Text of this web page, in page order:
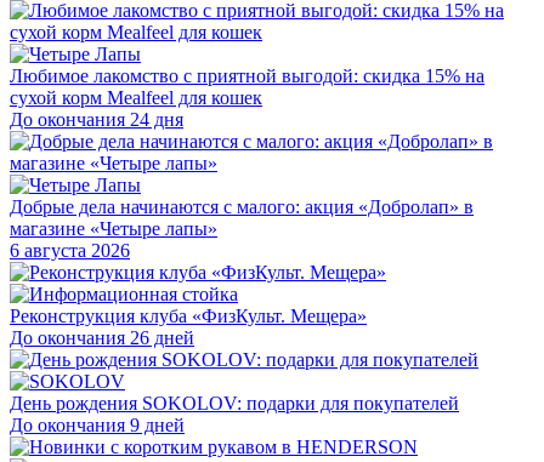
Любимое лакомство с приятной выгодой: скидка 15% на
сухой корм Mealfeel для кошек
До окончания 24 дня
Добрые дела начинаются с малого: акция «Добролап» в
магазине «Четыре лапы»
6 августа 2026
Реконструкция клуба «ФизКульт. Мещера»
До окончания 26 дней
День рождения SOKOLOV: подарки для покупателей
До окончания 9 дней